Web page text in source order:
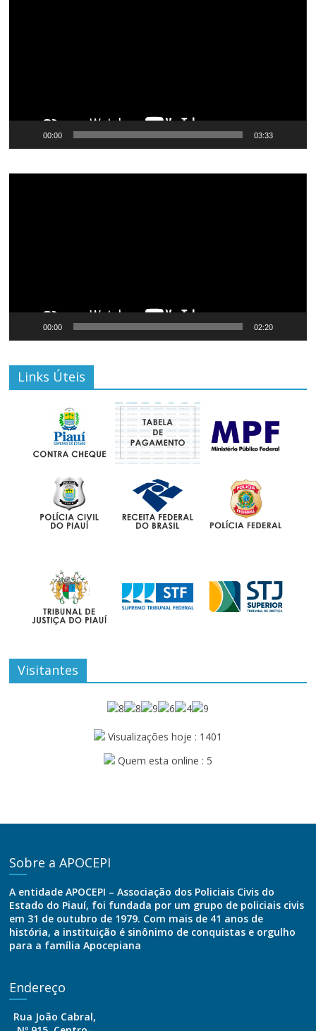
00:00 03:33
00:00 02:20
Links Úteis
Visitantes
Visualizações hoje : 1401
Quem esta online : 5
Sobre a APOCEPI
A entidade APOCEPI – Associação dos Policiais Civis do
Estado do Piauí, foi fundada por um grupo de policiais civis
em 31 de outubro de 1979. Com mais de 41 anos de
história, a instituição é sinônimo de conquistas e orgulho
para a família Apocepiana
Endereço
Rua João Cabral,